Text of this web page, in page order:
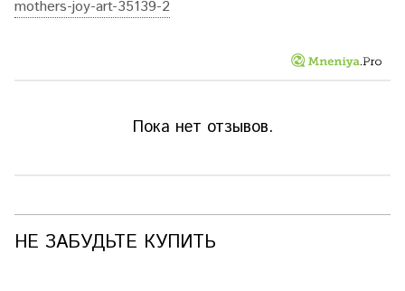
mothers-joy-art-35139-2
Пока нет отзывов.
НЕ ЗАБУДЬТЕ КУПИТЬ